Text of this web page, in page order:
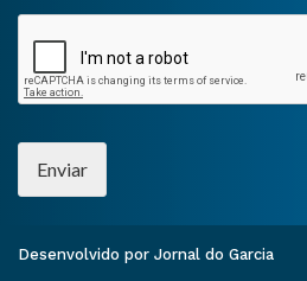
Enviar
Desenvolvido por Jornal do Garcia